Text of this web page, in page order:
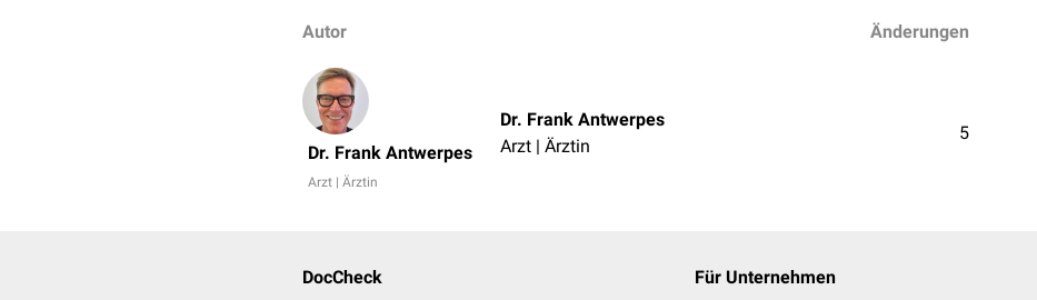
Autor Änderungen
Dr. Frank Antwerpes
Arzt | Ärztin
Dr. Frank Antwerpes
Arzt | Ärztin
5
DocCheck Für Unternehmen